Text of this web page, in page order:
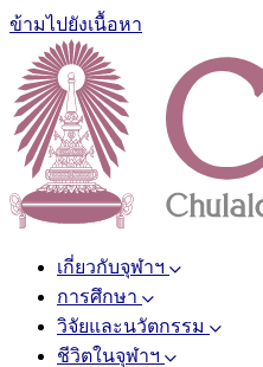
ข้ามไปยังเนื้อหา
เกี่ยวกับจุฬาฯ
การศึกษา
วิจัยและนวัตกรรม
ชีวิตในจุฬาฯ